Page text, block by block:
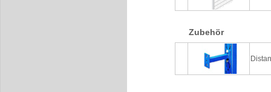
Zubehör